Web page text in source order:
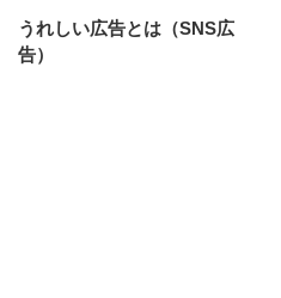
うれしい広告とは（SNS広
告）